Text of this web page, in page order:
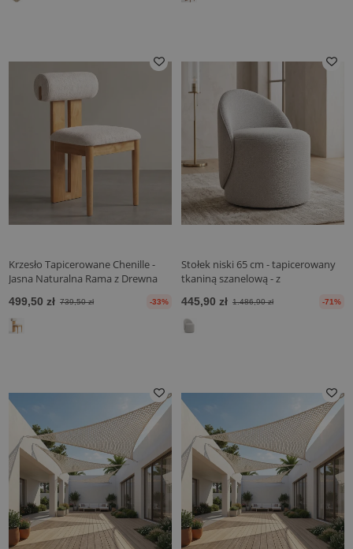
Krzesło Tapicerowane Chenille -
Jasna Naturalna Rama z Drewna
499,50 zł 739,50 zł -33%
Stołek niski 65 cm - tapicerowany
tkaniną szanelową - z
445,90 zł 1.486,90 zł -71%